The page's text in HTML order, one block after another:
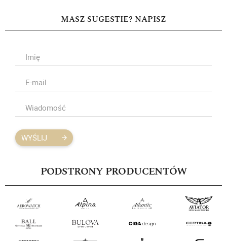
MASZ SUGESTIE? NAPISZ
WYŚLIJ
PODSTRONY PRODUCENTÓW